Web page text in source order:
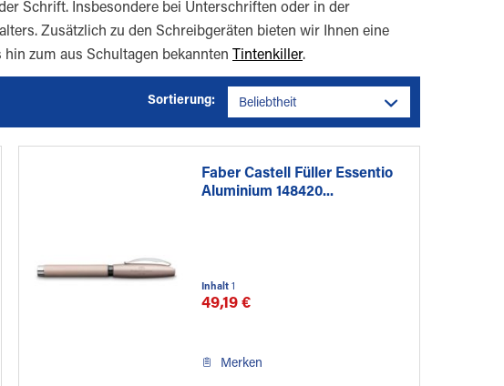
Schrift. Insbesondere bei Unterschriften oder in der
Zusätzlich zu den Schreibgeräten bieten wir Ihnen eine
zum aus Schultagen bekannten Tintenkiller.
Sortierung:
Faber Castell Füller Essentio
Aluminium 148420...
Inhalt 1
49,19 €
Merken